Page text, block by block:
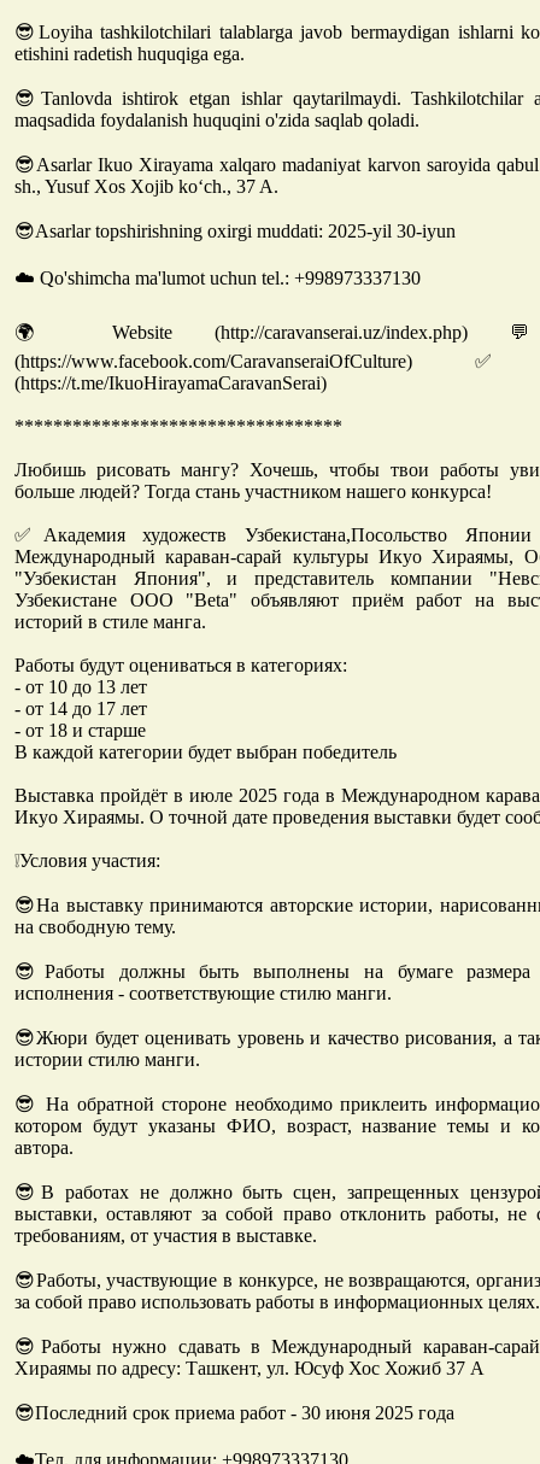
😎Loyiha tashkilotchilari talablarga javob bermaydigan ishlarni
etishini radetish huquqiga ega.
😎Tanlovda ishtirok etgan ishlar qaytarilmaydi. Tashkilotchilar
maqsadida foydalanish huquqini o'zida saqlab qoladi.
😎Asarlar Ikuo Xirayama xalqaro madaniyat karvon saroyida
sh., Yusuf Xos Xojib koʻch., 37 A.
😎Asarlar topshirishning oxirgi muddati: 2025-yil 30-iyun
☁️ Qo'shimcha ma'lumot uchun tel.: +998973337130
🌍 Website (http://caravanserai.uz/index.php)
(https://www.facebook.com/
(https://t.me/IkuoHirayamaCaravanSerai)
**********************************
Любишь рисовать мангу? Хочешь, чтобы твои работы
больше людей? Тогда стань участником нашего конкурса!
✅Академия художеств Узбекистана,Посольство
Международный караван-сарай культуры Икуо Хираямы,
"Узбекистан Япония", и представитель компании
Узбекистане ООО "Beta" объявляют приём работ на
историй в стиле манга.
Работы будут оцениваться в категориях:
- от 10 до 13 лет
- от 14 до 17 лет
- от 18 и старше
В каждой категории будет выбран победитель
Выставка пройдёт в июле 2025 года в Международном
Икуо Хираямы. О точной дате проведения выставки будет
❕Условия участия:
😎На выставку принимаются авторские истории,
на свободную тему.
😎Работы должны быть выполнены на бумаге
исполнения - соответствующие стилю манги.
😎Жюри будет оценивать уровень и качество рисования, а
истории стилю манги.
😎 На обратной стороне необходимо приклеить
котором будут указаны ФИО, возраст, название темы и
автора.
😎В работах не должно быть сцен, запрещенных
выставки, оставляют за собой право отклонить работы, не
требованиям, от участия в выставке.
😎Работы, участвующие в конкурсе, не возвращаются,
за собой право использовать работы в информационных целях.
😎Работы нужно сдавать в Международный караван-
Хираямы по адресу: Ташкент, ул. Юсуф Хос Хожиб 37 А
😎Последний срок приема работ - 30 июня 2025 года
☁️Тел. для информации: +998973337130